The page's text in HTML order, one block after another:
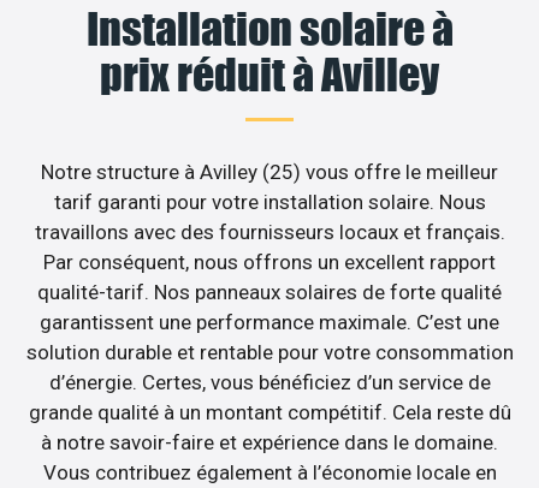
Installation solaire à
prix réduit à Avilley
Notre structure à Avilley (25) vous offre le meilleur
tarif garanti pour votre installation solaire. Nous
travaillons avec des fournisseurs locaux et français.
Par conséquent, nous offrons un excellent rapport
qualité-tarif. Nos panneaux solaires de forte qualité
garantissent une performance maximale. C’est une
solution durable et rentable pour votre consommation
d’énergie. Certes, vous bénéficiez d’un service de
grande qualité à un montant compétitif. Cela reste dû
à notre savoir-faire et expérience dans le domaine.
Vous contribuez également à l’économie locale en